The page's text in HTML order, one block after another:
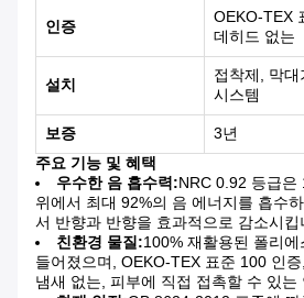
인증
OEKO-TEX
데히드 없는
설치
접착제, 막
시스템
보증
3년
주요 기능 및 혜택
우수한 음 흡수력:NRC 0.92 등급은
위에서 최대 92%의 음 에너지를 흡수
서 반향과 반향을 효과적으로 감소시킵
친환경 물질:100% 재활용된 폴리
들어졌으며, OEKO-TEX 표준 100 인
냄새 없는, 피부에 직접 접촉할 수 있는